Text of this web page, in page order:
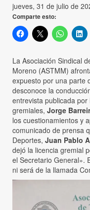
jueves, 31 de julio de
Comparte esto:
La Asociación Sindical
Moreno (ASTMM)
expuesto por una parte
desconoce la
entrevista publicada por
gremiales, Jorge
los cuestionamientos y
comunicado de prensa
Deportes, Juan Pablo
dejó la licencia gremial
el Secretario General».
ni será de la llamada